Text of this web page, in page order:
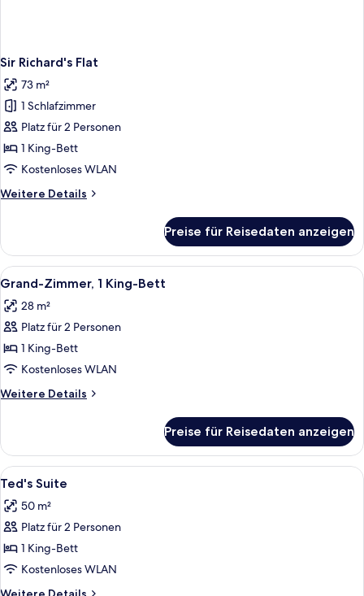
Sir Richard's Flat
73 m²
1 Schlafzimmer
Platz für 2 Personen
1 King-Bett
Kostenloses WLAN
Weitere Details
Weitere
Richard's
Flat
Preise für Reisedaten anzeigen
Alle
Fotos
für
Grand-
Zimmer,
1 King-
Bett
anzeigen
Ein Hotelzimmer mit einem großen
4
Grand-Zimmer, 1 King-Bett
28 m²
Platz für 2 Personen
1 King-Bett
Kostenloses WLAN
Weitere Details
Weitere
Zimmer,
1 King-
Bett
Preise für Reisedaten anzeigen
Alle
Fotos
für
Ted's
Suite
anzeigen
Ein Hotelzimmer mit einem Bett,
2
Ted's Suite
50 m²
Platz für 2 Personen
1 King-Bett
Kostenloses WLAN
Weitere